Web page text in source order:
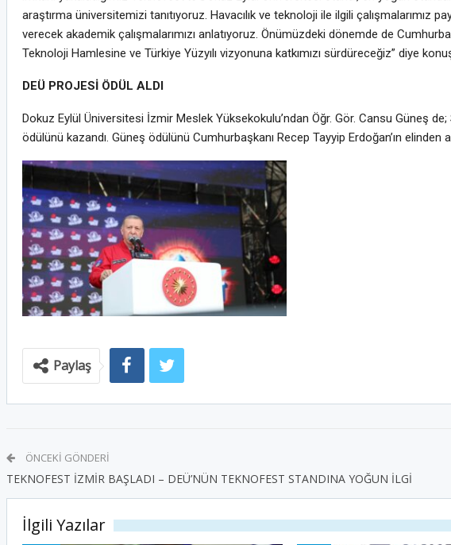
araştırma üniversitemizi tanıtıyoruz. Havacılık ve teknoloji ile ilgili çalışmalarımız
verecek akademik çalışmalarımızı anlatıyoruz. Önümüzdeki dönemde de
Teknoloji Hamlesine ve Türkiye Yüzyılı vizyonuna katkımızı sürdüreceğiz” diye
DEÜ PROJESİ ÖDÜL ALDI
Dokuz Eylül Üniversitesi İzmir Meslek Yüksekokulu’ndan Öğr. Gör. Cansu Güneş
ödülünü kazandı. Güneş ödülünü Cumhurbaşkanı Recep Tayyip Erdoğan’ın elinden
Paylaş
ÖNCEKI GÖNDERI
TEKNOFEST İZMİR BAŞLADI – DEÜ’NÜN TEKNOFEST STANDINA YOĞUN İLGİ
İlgili Yazılar